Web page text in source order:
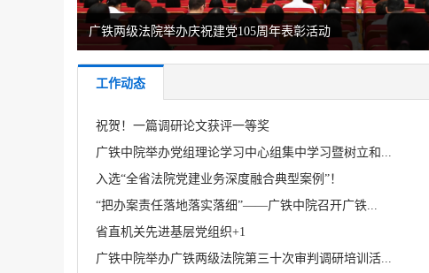
广铁两级法院举办庆祝建党105周年表彰活动
工作动态
祝贺！一篇调研论文获评一等奖
广铁中院举办党组理论学习中心组集中学习暨树立和...
入选“全省法院党建业务深度融合典型案例”！
“把办案责任落地落实落细”——广铁中院召开广铁...
省直机关先进基层党组织+1
广铁中院举办广铁两级法院第三十次审判调研培训活...